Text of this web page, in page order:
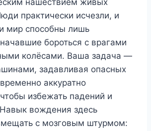
нашествием живых
практически исчезли, и
мир способны лишь
бороться с врагами
колёсами. Ваша задача —
задавливая опасных
аккуратно
избежать падений и
вождения здесь
с мозговым штурмом: